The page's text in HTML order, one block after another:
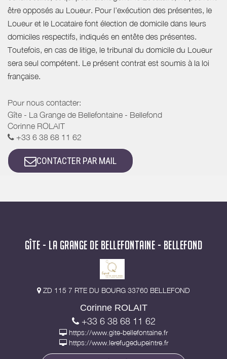
être opposés au Loueur. Pour l’exécution des présentes, le
Loueur et le Locataire font élection de domicile dans leurs
domiciles respectifs, indiqués en entête des présentes.
Toutefois, en cas de litige, le tribunal du domicile du Loueur
sera seul compétent. Le présent contrat est soumis à la loi
française.
Pour nous contacter:
Gîte - La Grange de Bellefontaine - Bellefond
Corinne ROLAIT
+33 6 38 68 11 62
CONTACTER PAR MAIL
GÎTE - LA GRANGE DE BELLEFONTAINE - BELLEFOND
ZD 115 7 RTE DU BOURG 33760 BELLEFOND
Corinne ROLAIT
+33 6 38 68 11 62
https://www.gite-bellefontaine.fr
https://www.lerefugedupeintre.fr